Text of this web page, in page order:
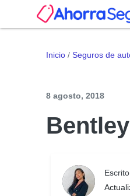
Inicio / Seguros de
8 agosto, 2018